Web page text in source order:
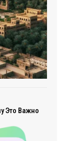
Это Важно